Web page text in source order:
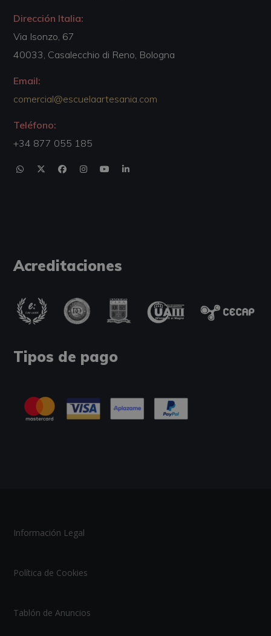
Dirección Italia:
Via Isonzo, 67
40033, Casalecchio di Reno, Bologna
Email:
comercial@escuelaartesania.com
Teléfono:
+34 877 055 185
Acreditaciones
Tipos de pago
Información Legal
Política de Cookies
Tablón de Anuncios